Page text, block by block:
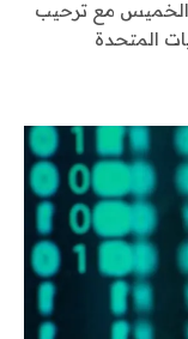
الخميس مع ترحيب
المتحدة